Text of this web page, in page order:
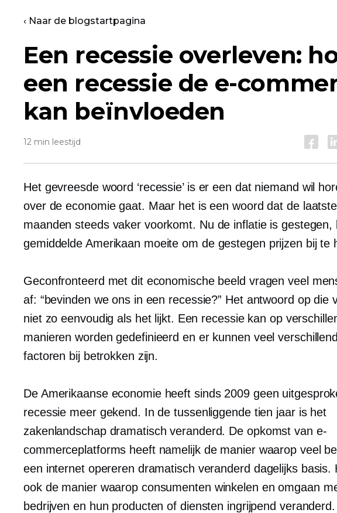
‹ Naar de blogstartpagina
Een recessie overleven:
een recessie de e-
kan beïnvloeden
12 min leestijd
Het gevreesde woord ‘recessie’ is er een dat niemand wil
over de economie gaat. Maar het is een woord dat de laatste
maanden steeds vaker voorkomt. Nu de inflatie is gestegen,
gemiddelde Amerikaan moeite om de gestegen prijzen bij te
Geconfronteerd met dit economische beeld vragen veel
af: “bevinden we ons in een recessie?” Het antwoord op die
niet zo eenvoudig als het lijkt. Een recessie kan op
manieren worden gedefinieerd en er kunnen veel
factoren bij betrokken zijn.
De Amerikaanse economie heeft sinds 2009 geen
recessie meer gekend. In de tussenliggende tien jaar is het
zakenlandschap dramatisch veranderd. De opkomst van e-
commerceplatforms heeft namelijk de manier waarop veel
een internet opereren dramatisch veranderd dagelijksbasis.
ook de manier waarop consumenten winkelen en omgaan
bedrijven en hun producten of diensten ingrijpend veranderd.